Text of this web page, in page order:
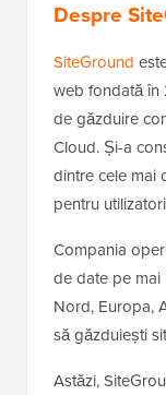
Despre
SiteGround
web fondată în
de găzduire
Cloud. Și-a
dintre cele mai
pentru
Compania
de date pe mai
Nord, Europa,
să găzduiești
Astăzi,